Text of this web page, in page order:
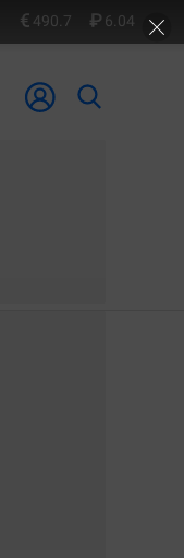
490.7 6.04